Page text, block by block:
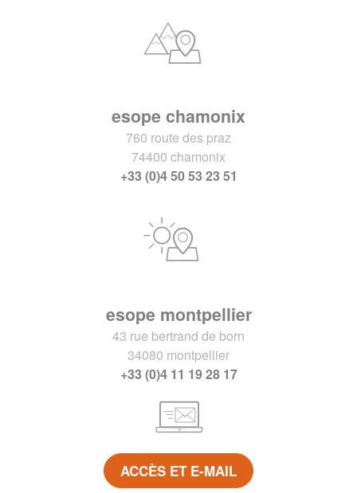
esope chamonix
760 route des praz
74400 chamonix
+33 (0)4 50 53 23 51
esope montpellier
43 rue bertrand de born
34080 montpellier
+33 (0)4 11 19 28 17
ACCÈS ET E-MAIL